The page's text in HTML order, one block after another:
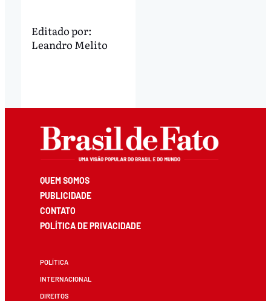
Editado por:
Leandro Melito
QUEM SOMOS
PUBLICIDADE
CONTATO
POLÍTICA DE PRIVACIDADE
POLÍTICA
INTERNACIONAL
DIREITOS